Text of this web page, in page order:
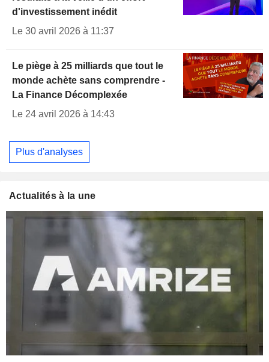
d'investissement inédit
Le 30 avril 2026 à 11:37
Le piège à 25 milliards que tout le
monde achète sans comprendre -
La Finance Décomplexée
Le 24 avril 2026 à 14:43
Plus d'analyses
Actualités à la une